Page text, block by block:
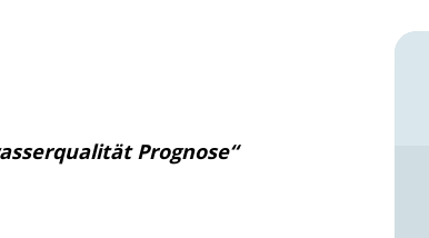
Prognose“